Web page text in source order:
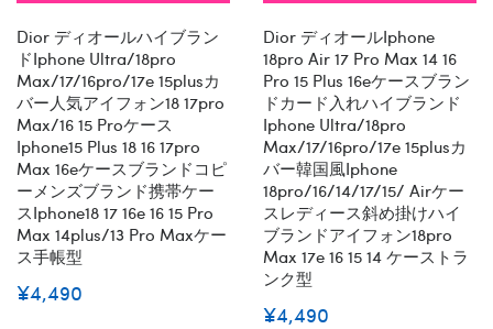
Dior ディオールハイブラン
ドiphone Ultra/18pro
Max/17/16pro/17e 15plusカ
バー人気アイフォン18 17pro
Max/16 15 Proケース
Iphone15 Plus 18 16 17pro
Max 16eケースブランドコピ
ーメンズブランド携帯ケー
スiphone18 17 16e 16 15 Pro
Max 14plus/13 Pro Maxケー
ス手帳型
¥4,490
Dior ディオールiphone
18pro Air 17 Pro Max 14 16
Pro 15 Plus 16eケースブラン
ドカード入れハイブランド
Iphone Ultra/18pro
Max/17/16pro/17e 15plusカ
バー韓国風iphone
18pro/16/14/17/15/ Airケー
スレディース斜め掛けハイ
ブランドアイフォン18pro
Max 17e 16 15 14 ケーストラ
ンク型
¥4,490